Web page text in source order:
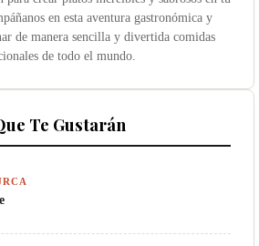
en esta aventura gastronómica y
de manera sencilla y divertida comidas
de todo el mundo.
Te Gustarán